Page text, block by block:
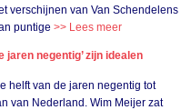
verschijnen van Van Schendelens
puntige>> Lees meer
jaren negentig’ zijn idealen
helft van de jaren negentig tot
van Nederland. Wim Meijer zat